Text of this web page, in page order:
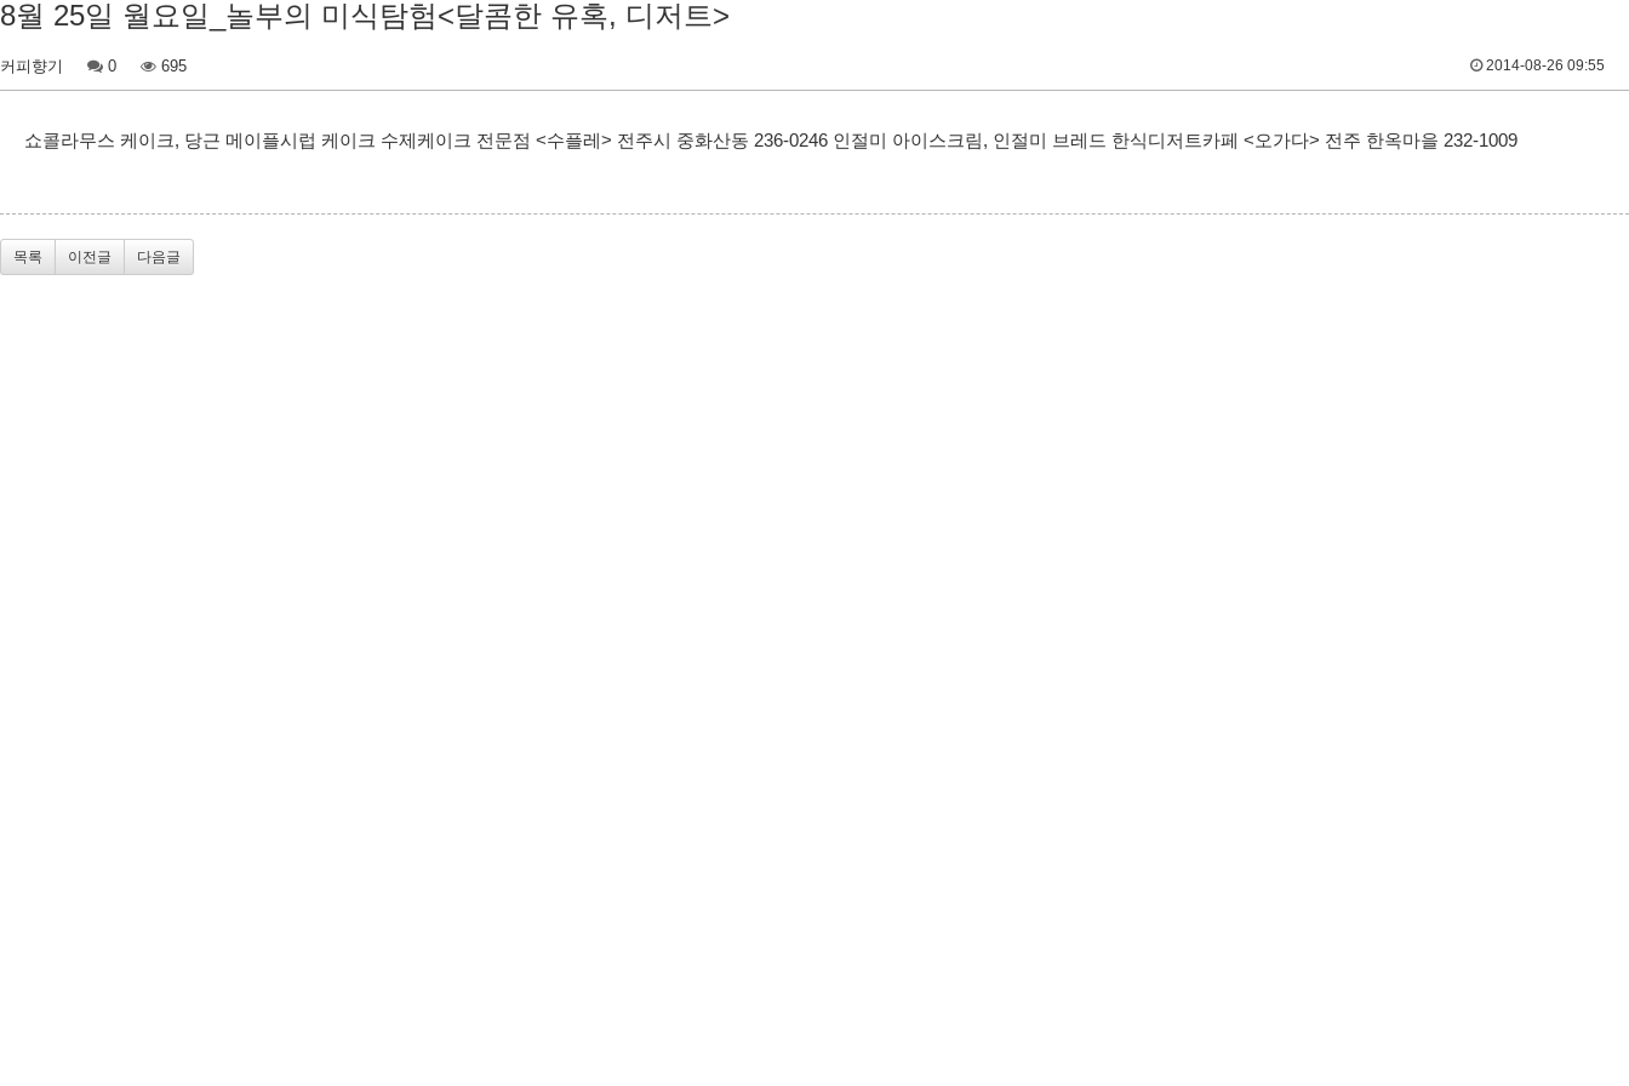
8월 25일 월요일_놀부의 미식탐험<달콤한 유혹, 디저트>
커피향기 0 695 2014-08-26 09:55
쇼콜라무스 케이크, 당근 메이플시럽 케이크 수제케이크 전문점 <수플레> 전주시 중화산동 236-0246 인절미 아이스크림, 인절미 브레드 한식디저트카페 <오가다> 전주 한옥마을 232-1009
목록 이전글 다음글